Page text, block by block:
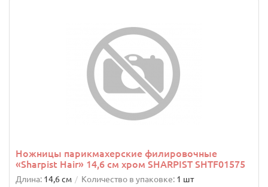
Ножницы парикмахерские филировочные
«Sharpist Hair» 14,6 см хром SHARPIST SHTF01575
Длина: 14,6 см Количество в упаковке: 1 шт